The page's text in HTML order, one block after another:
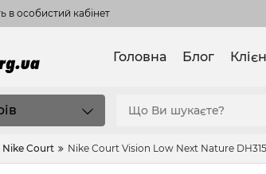
в особистий кабінет
Головна Блог
Nike Court Nike Court Vision Low Next Nature